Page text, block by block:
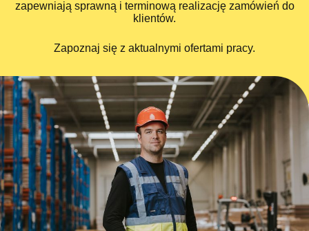
zapewniają sprawną i terminową realizację zamówień do
klientów.
Zapoznaj się z aktualnymi ofertami pracy.